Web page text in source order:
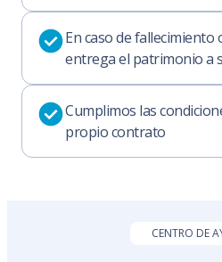
En caso de fallecimiento
entrega el patrimonio a
Cumplimos las
propio contrato
CENTRO DE